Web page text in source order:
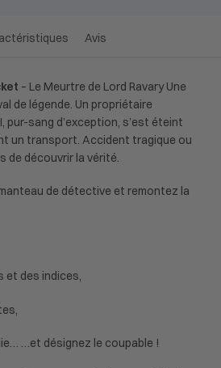
Avis
– Le Meurtre de Lord Ravary Une
de légende. Un propriétaire
pur-sang d’exception, s’est éteint
un transport. Accident tragique ou
de découvrir la vérité.
de détective et remontez la
et des indices,
…et désignez le coupable !